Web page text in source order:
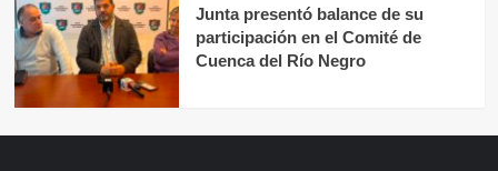
Junta presentó balance de su
participación en el Comité de
Cuenca del Río Negro